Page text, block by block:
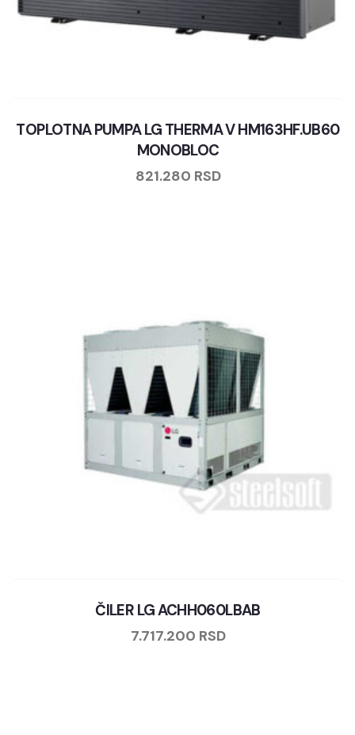
TOPLOTNA PUMPA LG THERMA V HM163HF.UB60
MONOBLOC
821.280 RSD
ČILER LG ACHH060LBAB
7.717.200 RSD